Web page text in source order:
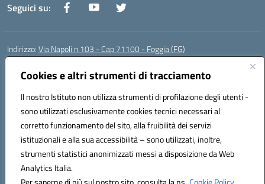
Cookies e altri strumenti di tracciamento
Il nostro Istituto non utilizza strumenti di profilazione degli utenti -
sono utilizzati esclusivamente cookies tecnici necessari al
corretto funzionamento del sito, alla fruibilità dei servizi
istituzionali e alla sua accessibilità – sono utilizzati, inoltre,
strumenti statistici anonimizzati messi a disposizione da Web
Analytics Italia.
Seguici su:
Indirizzo:Via Napoli n.103 - Cap 71100 - Foggia (FG)
Centralino:
Posta elettronica certificata (PEC):fgis00800v@pec.istruzione.it
Codice fiscale: 80003280718
Codice meccanografico:FGIS00800V
Codice Indice delle Pubbliche Amministrazioni (IPA): istsc_fgis00800v
Codice unico di fatturazione (CUF): SOLVP8
Hosting & Powered by 3D Solution S.r.l.